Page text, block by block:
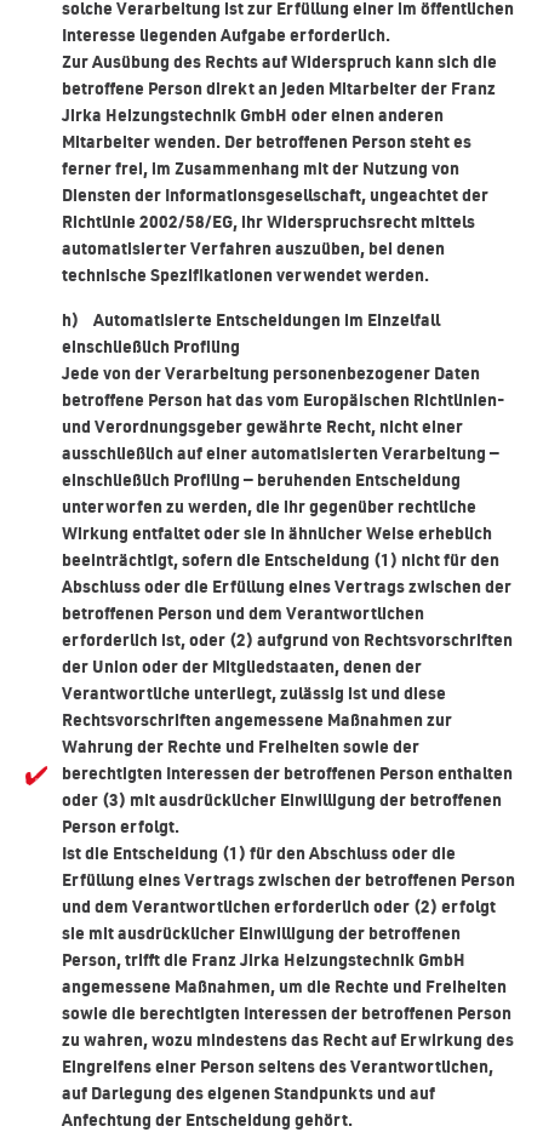
solche Verarbeitung ist zur Erfüllung einer im öffentlichen
Interesse liegenden Aufgabe erforderlich.
Zur Ausübung des Rechts auf Widerspruch kann sich die
betroffene Person direkt an jeden Mitarbeiter der Franz
Jirka Heizungstechnik GmbH oder einen anderen
Mitarbeiter wenden. Der betroffenen Person steht es
ferner frei, im Zusammenhang mit der Nutzung von
Diensten der Informationsgesellschaft, ungeachtet der
Richtlinie 2002/58/EG, ihr Widerspruchsrecht mittels
automatisierter Verfahren auszuüben, bei denen
technische Spezifikationen verwendet werden.
h) Automatisierte Entscheidungen im Einzelfall
einschließlich Profiling
Jede von der Verarbeitung personenbezogener Daten
betroffene Person hat das vom Europäischen Richtlinien-
und Verordnungsgeber gewährte Recht, nicht einer
ausschließlich auf einer automatisierten Verarbeitung —
einschließlich Profiling — beruhenden Entscheidung
unterworfen zu werden, die ihr gegenüber rechtliche
Wirkung entfaltet oder sie in ähnlicher Weise erheblich
beeinträchtigt, sofern die Entscheidung (1) nicht für den
Abschluss oder die Erfüllung eines Vertrags zwischen der
betroffenen Person und dem Verantwortlichen
erforderlich ist, oder (2) aufgrund von Rechtsvorschriften
der Union oder der Mitgliedstaaten, denen der
Verantwortliche unterliegt, zulässig ist und diese
Rechtsvorschriften angemessene Maßnahmen zur
Wahrung der Rechte und Freiheiten sowie der
berechtigten Interessen der betroffenen Person enthalten
oder (3) mit ausdrücklicher Einwilligung der betroffenen
Person erfolgt.
Ist die Entscheidung (1) für den Abschluss oder die
Erfüllung eines Vertrags zwischen der betroffenen Person
und dem Verantwortlichen erforderlich oder (2) erfolgt
sie mit ausdrücklicher Einwilligung der betroffenen
Person, trifft die Franz Jirka Heizungstechnik GmbH
angemessene Maßnahmen, um die Rechte und Freiheiten
sowie die berechtigten Interessen der betroffenen Person
zu wahren, wozu mindestens das Recht auf Erwirkung des
Eingreifens einer Person seitens des Verantwortlichen,
auf Darlegung des eigenen Standpunkts und auf
Anfechtung der Entscheidung gehört.